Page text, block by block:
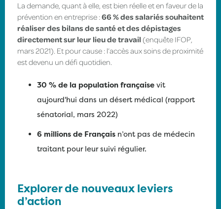
La demande, quant à elle, est bien réelle et en faveur de la
prévention en entreprise :66 % des salariés souhaitent
réaliser des bilans de santé et des dépistages
directement sur leur lieu de travail(enquête IFOP,
mars 2021). Et pour cause : l’accès aux soins de proximité
est devenu un défi quotidien.
30 % de la population françaisevit
aujourd'hui dans un désert médical (rapport
sénatorial, mars 2022)
6 millions de Françaisn’ont pas de médecin
traitant pour leur suivi régulier.
Explorer de nouveaux leviers
d’action